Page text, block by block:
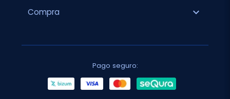
Compra expand_more
Pago seguro: